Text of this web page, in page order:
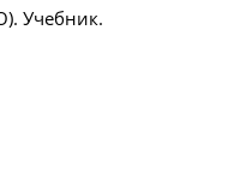
Учебник.